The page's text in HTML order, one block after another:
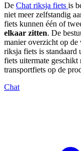
De Chat riksja fiets is
niet meer zelfstandig
fiets kunnen één of
elkaar zitten. De
manier overzicht op
riksja fiets is standaard
fiets uitermate geschikt
transportfiets op de
Chat